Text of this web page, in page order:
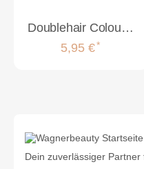
Doublehair Colourring Ready-to-Wear Collection Memory® Hair
5,95 €*
Dein zuverlässiger Partner